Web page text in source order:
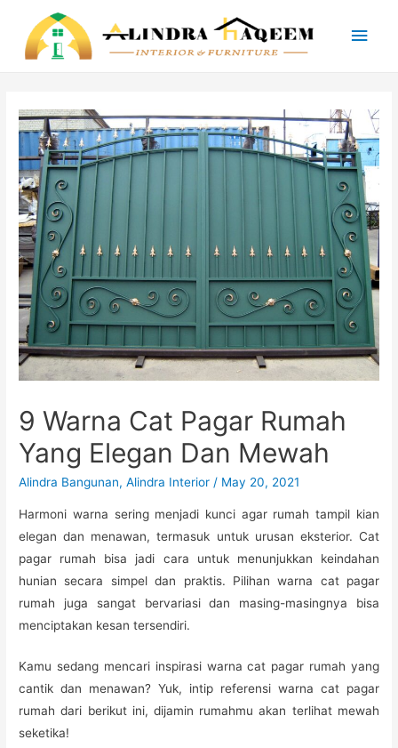
Main
9 Warna Cat Pagar Rumah
Yang Elegan Dan Mewah
Alindra Bangunan,Alindra Interior / May 20, 2021
Harmoni warna sering menjadi kunci agar rumah tampil kian
elegan dan menawan, termasuk untuk urusan eksterior. Cat
pagar rumah bisa jadi cara untuk menunjukkan keindahan
hunian secara simpel dan praktis. Pilihan warna cat pagar
rumah juga sangat bervariasi dan masing-masingnya bisa
menciptakan kesan tersendiri.
Kamu sedang mencari inspirasi warna cat pagar rumah yang
cantik dan menawan? Yuk, intip referensi warna cat pagar
rumah dari berikut ini, dijamin rumahmu akan terlihat mewah
seketika!